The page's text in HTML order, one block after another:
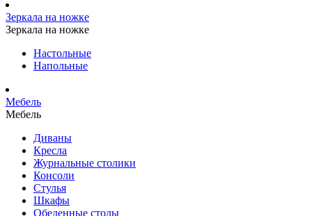
Зеркала на ножке
Зеркала на ножке
Настольные
Напольные
Мебель
Мебель
Диваны
Кресла
Журнальные столики
Консоли
Стулья
Шкафы
Обеденные столы